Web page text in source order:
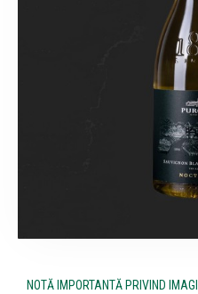
NOTĂ IMPORTANTĂ PRIVIND